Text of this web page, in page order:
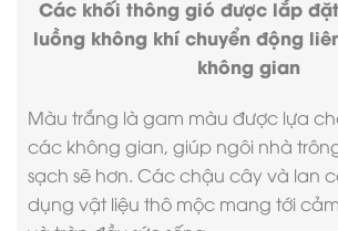
Các khối thông gió được lắp
luồng không khí chuyển động
không gian
Màu trắng là gam màu được lựa
các không gian, giúp ngôi nhà
sạch sẽ hơn. Các chậu cây và lan
dụng vật liệu thô mộc mang tới